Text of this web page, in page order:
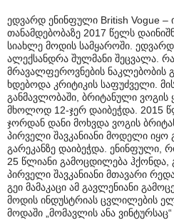
ედვარდ ენინფული British Vogue –
თანამდებობაზე 2017 წელს
სიახლე მოდის სამყაროში.
ალექსანდრა შულმანი შეცვალა.
მრავალფეროვნების ნაკლებობის
ხდებოდა კრიტიკის საფუძველი.
განმავლობაში, ბრიტანული ვოგის
მხოლოდ 12-ჯერ დაიბეჭდა. 2015
ჯორდან დანი მოხვდა ვოგის
პირველი შავკანიანი მოდელი
გარეკანზე დაიბეჭდა. ენინფული,
25 წლიანი გამოცდილება ჰქონდა,
პირველი შავკანიანი მთავარი
გეი მამაკაცი ამ გავლენიანი
მოდის ინდუსტრიას ცვლილების
მოდაში „მომავლის ანა